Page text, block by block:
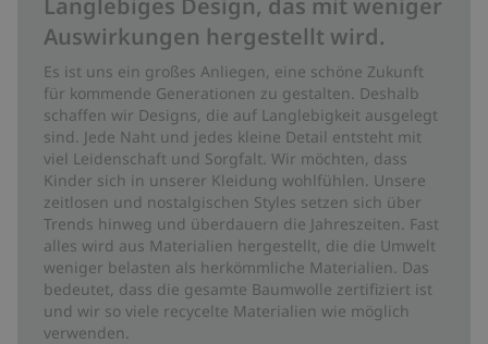
Langlebiges Design, das mit weniger
Auswirkungen hergestellt wird.
Es ist uns ein großes Anliegen, eine schöne Zukunft
für kommende Generationen zu gestalten. Deshalb
schaffen wir Designs, die auf Langlebigkeit ausgelegt
sind. Jede Naht und jedes kleine Detail entsteht mit
viel Leidenschaft und Sorgfalt. Wir möchten, dass
Kinder sich in unserer Kleidung wohlfühlen. Unsere
zeitlosen und nostalgischen Styles setzen sich über
Trends hinweg und überdauern die Jahreszeiten. Fast
alles wird aus Materialien hergestellt, die die Umwelt
weniger belasten als herkömmliche Materialien. Das
bedeutet, dass die gesamte Baumwolle zertifiziert ist
und wir so viele recycelte Materialien wie möglich
verwenden.